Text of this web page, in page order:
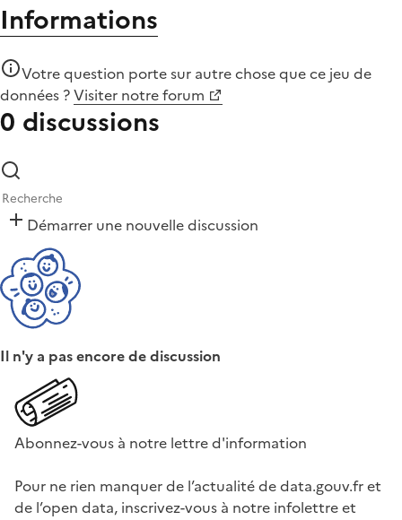
Informations
Votre question porte sur autre chose quece jeu de
données ?Visiter notre forum
0 discussions
Démarrer une nouvelle discussion
Il n'y a pas encore de discussion
Abonnez-vous à notre lettre d'information
Pour ne rien manquer de l’actualité de data.gouv.fr et
de l’open data, inscrivez-vous à notre infolettre et